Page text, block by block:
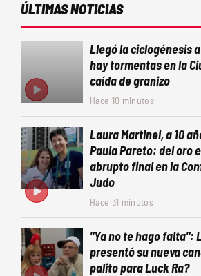
ÚLTIMAS NOTICIAS
Llegó la ciclogénesis
hay tormentas en la
caída de granizo
Hace 10 minutos
Laura Martinel, a 10
Paula Pareto: del oro
abrupto final en la
Judo
Hace 31 minutos
"Ya no te hago falta":
presentó su nueva
palito para Luck Ra?